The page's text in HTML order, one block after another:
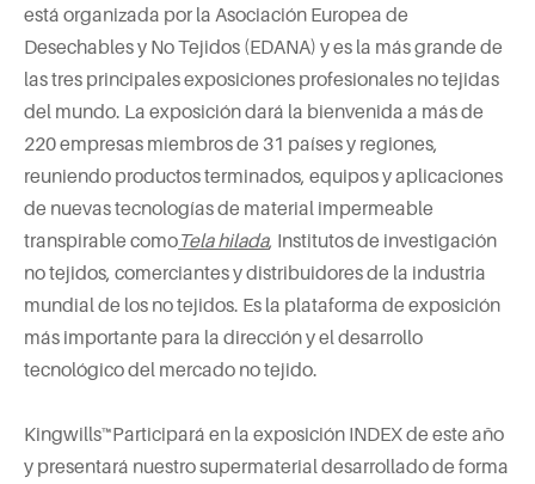
está organizada por la Asociación Europea de
Desechables y No Tejidos (EDANA) y es la más grande de
las tres principales exposiciones profesionales no tejidas
del mundo. La exposición dará la bienvenida a más de
220 empresas miembros de 31 países y regiones,
reuniendo productos terminados, equipos y aplicaciones
de nuevas tecnologías de material impermeable
transpirable comoTela hilada, Institutos de investigación
no tejidos, comerciantes y distribuidores de la industria
mundial de los no tejidos. Es la plataforma de exposición
más importante para la dirección y el desarrollo
tecnológico del mercado no tejido.
Kingwills™Participará en la exposición INDEX de este año
y presentará nuestro supermaterial desarrollado de forma